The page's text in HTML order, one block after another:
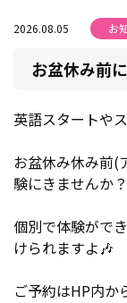
2026.08.05 お
お盆休み前
英語スタートや
お盆休み休み前(
験にきませんか？
個別で体験がで
けられますよ🎶
ご予約はHP内